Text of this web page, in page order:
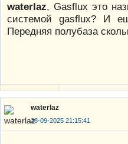
waterlaz, Gasflux это
системой gasflux? И
Передняя полубаза
waterlaz
28-09-2025 21:15:41